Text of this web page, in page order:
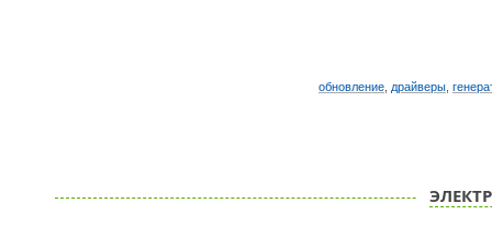
обновление драйверы